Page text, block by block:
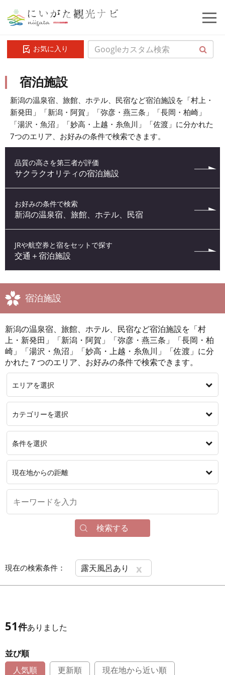
お気に入り
宿泊施設
新潟の温泉宿、旅館、ホテル、民宿など宿泊施設を「村上・
新発田」「新潟・阿賀」「弥彦・燕三条」「長岡・柏崎」
「湯沢・魚沼」「妙高・上越・糸魚川」「佐渡」に分かれた
7つのエリア、お好みの条件で検索できます。
品質の高さを第三者が評価
サクラクオリティの宿泊施設
お好みの条件で検索
新潟の温泉宿、旅館、ホテル、民宿
JRや航空券と宿をセットで探す
交通＋宿泊施設
宿泊施設
新潟の温泉宿、旅館、ホテル、民宿など宿泊施設を「村
上・新発田」「新潟・阿賀」「弥彦・燕三条」「長岡・柏
崎」「湯沢・魚沼」「妙高・上越・糸魚川」「佐渡」に分
かれた７つのエリア、お好みの条件で検索できます。
エリアを選択
カテゴリーを選択
条件を選択
現在地からの距離
検索する
現在の検索条件： 露天風呂あり x
51件ありました
並び順
人気順
更新順 現在地から近い順